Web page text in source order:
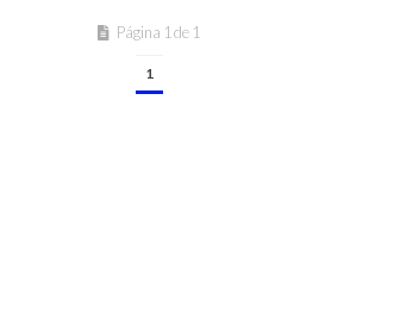
Página 1 de 1
1